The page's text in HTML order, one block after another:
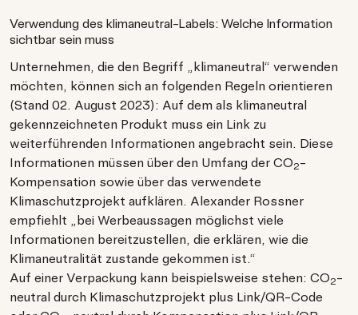
Verwendung des klimaneutral-Labels: Welche Information
sichtbar sein muss
Unternehmen, die den Begriff „klimaneutral“ verwenden
möchten, können sich an folgenden Regeln orientieren
(Stand 02. August 2023): Auf dem als klimaneutral
gekennzeichneten Produkt muss ein Link zu
weiterführenden Informationen angebracht sein. Diese
Informationen müssen über den Umfang der CO2-
Kompensation sowie über das verwendete
Klimaschutzprojekt aufklären. Alexander Rossner
empfiehlt „bei Werbeaussagen möglichst viele
Informationen bereitzustellen, die erklären, wie die
Klimaneutralität zustande gekommen ist.“
Auf einer Verpackung kann beispielsweise stehen: CO2-
neutral durch Klimaschutzprojekt plus Link/QR-Code